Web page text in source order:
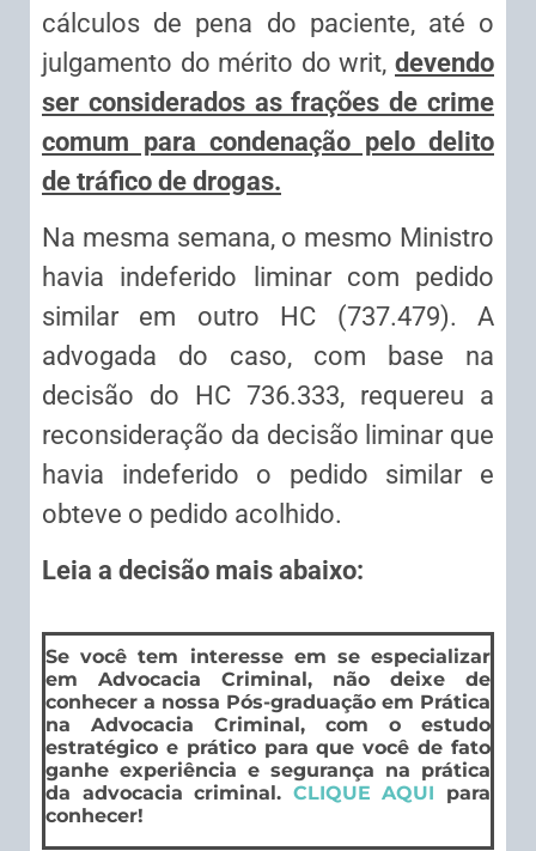
cálculos de pena do paciente, até o
julgamento do mérito do writ, devendo
ser considerados as frações de crime
comum para condenação pelo delito
de tráfico de drogas.
Na mesma semana, o mesmo Ministro
havia indeferido liminar com pedido
similar em outro HC (737.479). A
advogada do caso, com base na
decisão do HC 736.333, requereu a
reconsideração da decisão liminar que
havia indeferido o pedido similar e
obteve o pedido acolhido.
Leia a decisão mais abaixo:
Se você tem interesse em se especializar
em Advocacia Criminal, não deixe de
conhecer a nossa Pós-graduação em Prática
na Advocacia Criminal, com o estudo
estratégico e prático para que você de fato
ganhe experiência e segurança na prática
da advocacia criminal. CLIQUE AQUI para
conhecer!